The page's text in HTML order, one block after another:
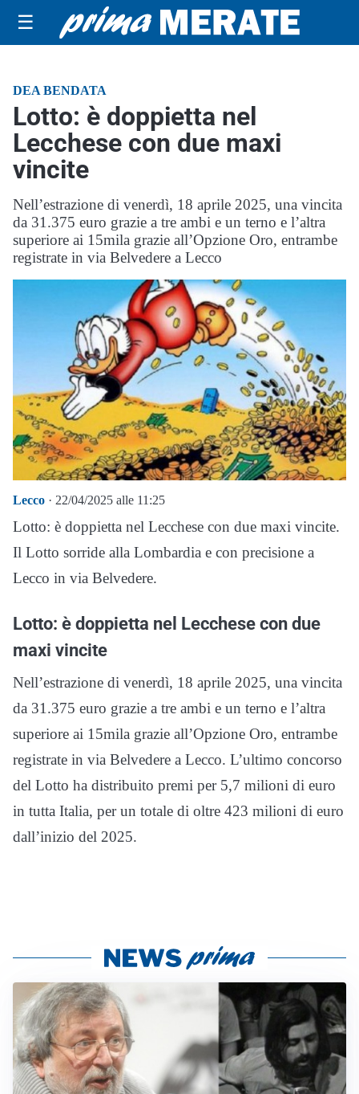
☰
DEA BENDATA
Lotto: è doppietta nel
Lecchese con due maxi
vincite
Nell’estrazione di venerdì, 18 aprile 2025, una vincita
da 31.375 euro grazie a tre ambi e un terno e l’altra
superiore ai 15mila grazie all’Opzione Oro, entrambe
registrate in via Belvedere a Lecco
Lecco · 22/04/2025 alle 11:25
Lotto: è doppietta nel Lecchese con due maxi vincite.
Il Lotto sorride alla Lombardia e con precisione a
Lecco in via Belvedere.
Lotto: è doppietta nel Lecchese con due
maxi vincite
Nell’estrazione di venerdì, 18 aprile 2025, una vincita
da 31.375 euro grazie a tre ambi e un terno e l’altra
superiore ai 15mila grazie all’Opzione Oro, entrambe
registrate in via Belvedere a Lecco. L’ultimo concorso
del Lotto ha distribuito premi per 5,7 milioni di euro
in tutta Italia, per un totale di oltre 423 milioni di euro
dall’inizio del 2025.